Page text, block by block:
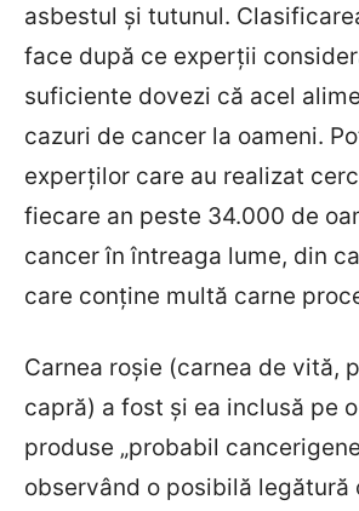
asbestul și tutunul.
face după ce experții
suficiente dovezi că acel
cazuri de cancer la oameni.
experților care au realizat
fiecare an peste 34.000 de
cancer în întreaga lume, din
care conține multă carne
Carnea roșie (carnea de vită,
capră) a fost și ea inclusă pe
produse „probabil
observând o posibilă legătură